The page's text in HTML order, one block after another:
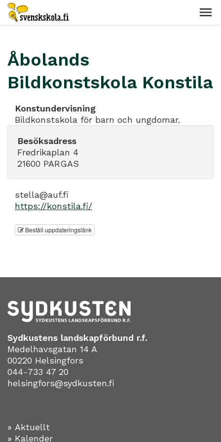
Åbolands
Bildkonstskola Konstila
Konstundervisning
Bildkonstskola för barn och ungdomar.
Besöksadress
Fredrikaplan 4
21600 PARGAS
stella@auf.fi
https://konstila.fi/
Beställ uppdateringslänk
Sydkustens landskapförbund r.f.
Medelhavsgatan 14 A
00220 Helsingfors
044-733 47 20
helsingfors@sydkusten.fi
» Aktuellt
» Kalender